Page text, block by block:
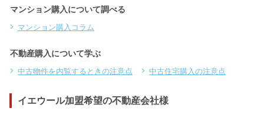
マンション購入について調べる
マンション購入コラム
不動産購入について学ぶ
中古物件を内覧するときの注意点 中古住宅購入の注意点
イエウール加盟希望の不動産会社様